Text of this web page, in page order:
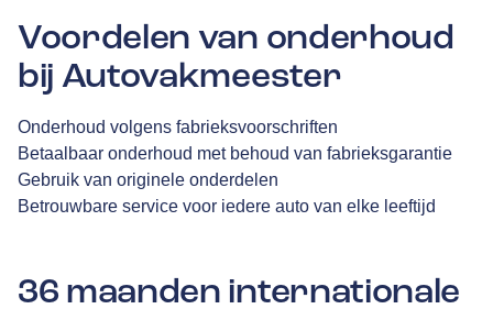
Voordelen van onderhoud
bij Autovakmeester
Onderhoud volgens fabrieksvoorschriften
Betaalbaar onderhoud met behoud van fabrieksgarantie
Gebruik van originele onderdelen
Betrouwbare service voor iedere auto van elke leeftijd
36 maanden internationale